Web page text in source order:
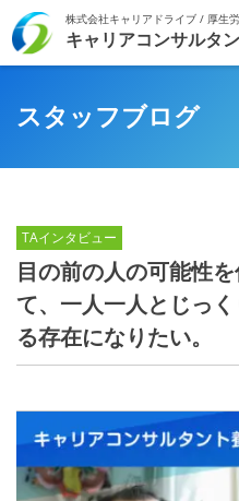
Skip
to
content
キャリアコンサルタ
株式会社キャリアドライブ / 厚生
スタッフブログ
TAインタビュー
目の前の人の可能性
て、一人一人とじっ
る存在になりたい。